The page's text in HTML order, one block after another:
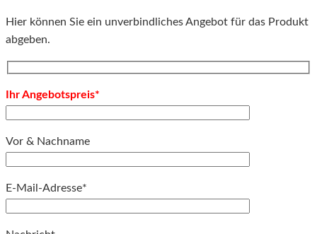
Hier können Sie ein unverbindliches Angebot für das Produkt
abgeben.
Ihr Angebotspreis*
Vor & Nachname
E-Mail-Adresse*